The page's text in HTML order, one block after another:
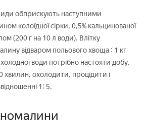
обприскують наступними
колоїдної сірки, 0,5% кальцинованої
(200 г на 10 л води). Влітку
відваром польового хвоща : 1 кг
води потрібно настояти добу,
хвилин, охолодити, процідити і
1: 5.